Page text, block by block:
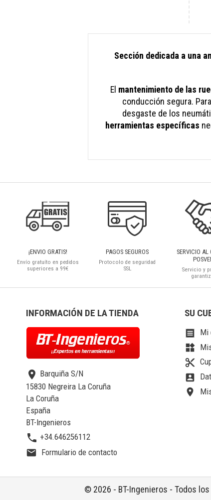
Sección dedicada a una
El mantenimiento de las
conducción segura.
desgaste de los
herramientas específicas
¡ENVIO GRATIS!
Envío gratuíto en pedidos
superiores a 99€
PAGOS SEGUROS
Protocolo de seguridad
SSL
SERVICIO
Servicio y
INFORMACIÓN DE LA TIENDA
location_on Barquiña S/N
15830 Negreira La Coruña
La Coruña
España
BT-Ingenieros
phone +34.646256112
email Formulario de contacto
SU
 Mi
widgets
content_cut
account_box
location_on
© 2026 - BT-Ingenieros - Todos